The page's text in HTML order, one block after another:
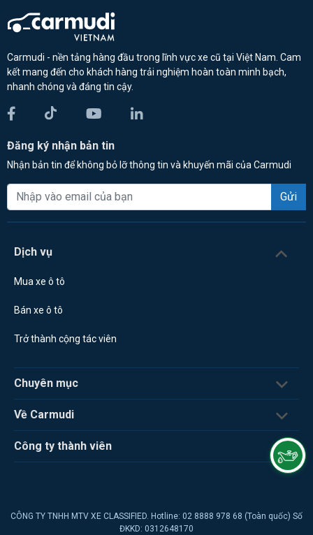
Carmudi - nền tảng hàng đầu trong lĩnh vực xe cũ tại Việt Nam. Cam
kết mang đến cho khách hàng trải nghiệm hoàn toàn minh bạch,
nhanh chóng và đáng tin cậy.
Đăng ký nhận bản tin
Nhận bản tin để không bỏ lỡ thông tin và khuyến mãi của Carmudi
Gửi
Dịch vụ
Mua xe ô tô
Bán xe ô tô
Trở thành cộng tác viên
Chuyên mục
Về Carmudi
Công ty thành viên
CÔNG TY TNHH MTV XE CLASSIFIED. Hotline: 02 8888 978 68 (Toàn quốc) Số
ĐKKD: 0312648170